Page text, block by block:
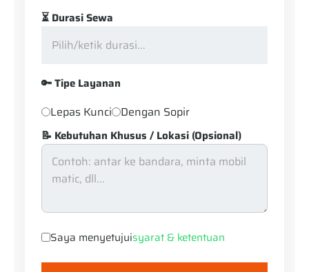
⏳ Durasi Sewa
🔑 Tipe Layanan
Lepas Kunci Dengan Sopir
📝 Kebutuhan Khusus / Lokasi (Opsional)
Saya menyetujuisyarat & ketentuan